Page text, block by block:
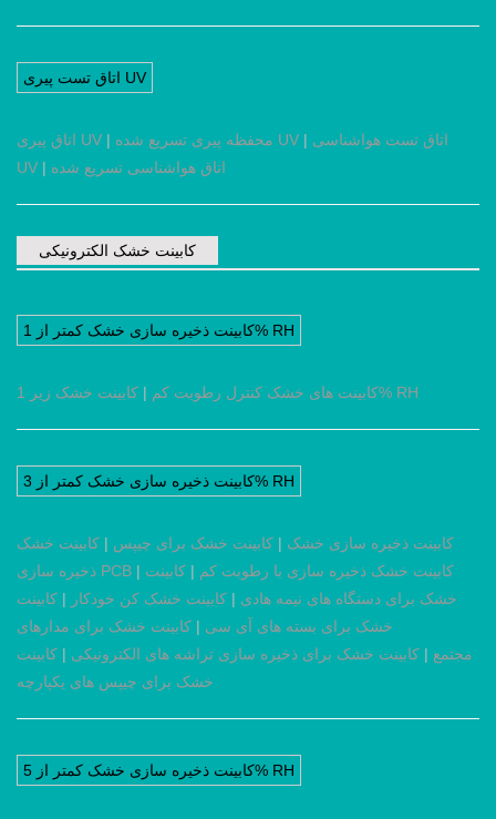
اتاق تست پیری UV
اتاق پیری UV | محفظه پیری تسریع شده UV | اتاق تست هواشناسی
UV | اتاق هواشناسی تسریع شده
کابینت خشک الکترونیکی
کابینت ذخیره سازی خشک کمتر از 1% RH
کابینت های خشک کنترل رطوبت کم | کابینت خشک زیر 1% RH
کابینت ذخیره سازی خشک کمتر از 3% RH
کابینت ذخیره سازی خشک | کابینت خشک برای چیپس | کابینت خشک
ذخیره سازی PCB | کابینت خشک ذخیره سازی با رطوبت کم | کابینت
خشک برای دستگاه های نیمه هادی | کابینت خشک کن خودکار | کابینت
خشک برای بسته های آی سی | کابینت خشک برای مدارهای
مجتمع | کابینت خشک برای ذخیره سازی تراشه های الکترونیکی | کابینت
خشک برای چیپس های یکپارچه
کابینت ذخیره سازی خشک کمتر از 5% RH